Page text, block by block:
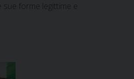
forme legittime e